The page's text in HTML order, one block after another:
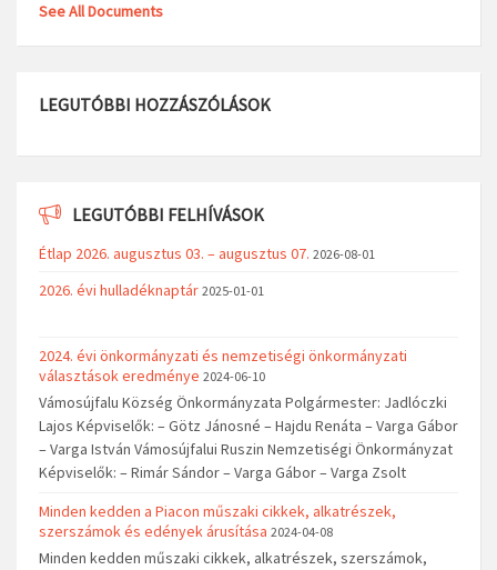
See All Documents
LEGUTÓBBI HOZZÁSZÓLÁSOK
LEGUTÓBBI FELHÍVÁSOK
Étlap 2026. augusztus 03. – augusztus 07. 2026-08-01
2026. évi hulladéknaptár 2025-01-01
2024. évi önkormányzati és nemzetiségi önkormányzati
választások eredménye 2024-06-10
Vámosújfalu Község Önkormányzata Polgármester: Jadlóczki
Lajos Képviselők: – Götz Jánosné – Hajdu Renáta – Varga Gábor
– Varga István Vámosújfalui Ruszin Nemzetiségi Önkormányzat
Képviselők: – Rimár Sándor – Varga Gábor – Varga Zsolt
Minden kedden a Piacon műszaki cikkek, alkatrészek,
szerszámok és edények árusítása 2024-04-08
Minden kedden műszaki cikkek, alkatrészek, szerszámok,